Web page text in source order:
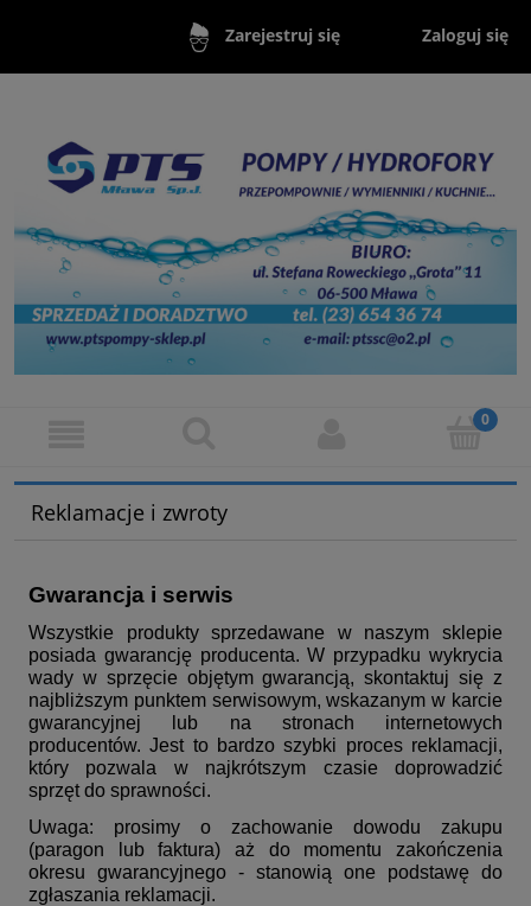
Zarejestruj się Zaloguj się
Reklamacje i zwroty
Gwarancja i serwis
Wszystkie produkty sprzedawane w naszym sklepie
posiada gwarancję producenta. W przypadku wykrycia
wady w sprzęcie objętym gwarancją, skontaktuj się z
najbliższym punktem serwisowym, wskazanym w karcie
gwarancyjnej lub na stronach internetowych
producentów. Jest to bardzo szybki proces reklamacji,
który pozwala w najkrótszym czasie doprowadzić
sprzęt do sprawności.
Uwaga: prosimy o zachowanie dowodu zakupu
(paragon lub faktura) aż do momentu zakończenia
okresu gwarancyjnego - stanowią one podstawę do
zgłaszania reklamacji.